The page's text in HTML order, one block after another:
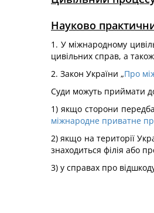
Науково
1. У міжнародному
цивільних справ, а
2. Закон України „Про
Суди можуть приймати
1) якщо сторони
міжнародне приватне
2) якщо на території
знаходиться філія або
3) у справах про